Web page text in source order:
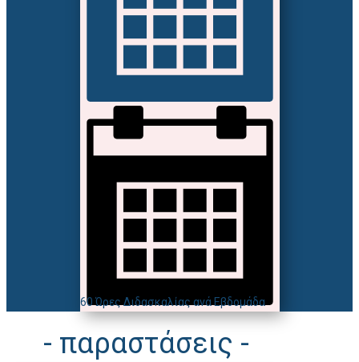
60 Ώρες Διδασκαλίας ανά Εβδομάδα
- παραστάσεις -